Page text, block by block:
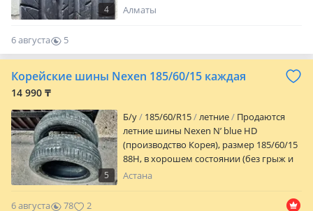
4
Алматы
6 августа
5
0
Корейские шины Nexen 185/60/15 каждая
14 990 ₸
5
Б/у 185/60/R15 летние
Продаются
летние шины Nexen N’ blue HD
(производство Корея), размер 185/60/15
88H, в хорошем состоянии (без грыж и
порезов). Гарантия и контроль качества.
окончательная и указана за одну шину.
Астана
6 августа 78 2